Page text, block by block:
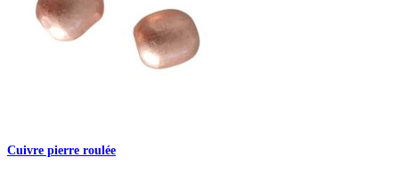
Cuivre pierre roulée